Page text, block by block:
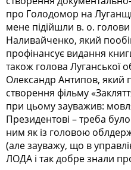
про Голодомор на
мене підійшли в. о.
Наливайченко, який
профінансує видання
також голова Лугансь­кої
Олександр Антипов, який
створення фільму
при цьому зауважив:
Президентові – треба
ним як із головою
(але зауважу, що в
ЛОДА і так добре знали